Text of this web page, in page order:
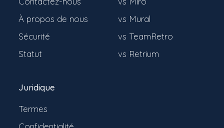
À propos de nous
Sécurité
Statut
vs Mural
vs TeamRetro
vs Retrium
Juridique
Termes